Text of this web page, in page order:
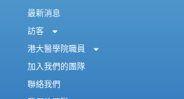
最新消息
訪客
港大醫學院職員
加入我們的團隊
聯絡我們